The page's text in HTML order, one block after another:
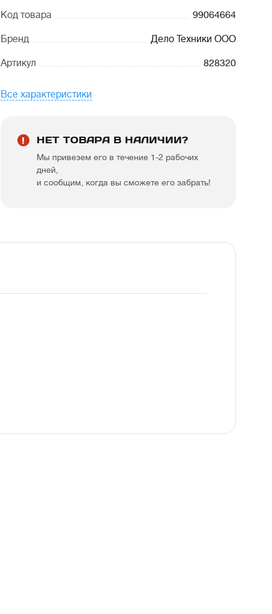
Код товара 99064664
Бренд Дело Техники ООО
Артикул 828320
Все характеристики
НЕТ ТОВАРА В НАЛИЧИИ?
Мы привезем его в течение 1-2 рабочих
дней,
и сообщим, когда вы сможете его забрать!